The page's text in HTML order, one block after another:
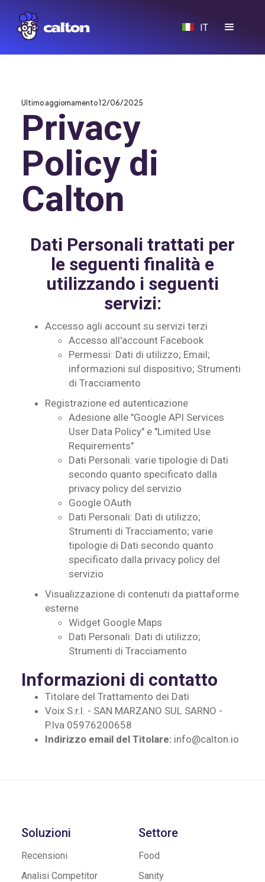
IT
Ultimo aggiornamento 12/06/2025
Privacy
Policy di
Calton
Dati Personali trattati per
le seguenti finalità e
utilizzando i seguenti
servizi:
Accesso agli account su servizi terzi
Accesso all'account Facebook
Permessi: Dati di utilizzo; Email;
informazioni sul dispositivo; Strumenti
di Tracciamento
Registrazione ed autenticazione
Adesione alle "Google API Services
User Data Policy" e "Limited Use
Requirements"
Dati Personali: varie tipologie di Dati
secondo quanto specificato dalla
privacy policy del servizio
Google OAuth
Dati Personali: Dati di utilizzo;
Strumenti di Tracciamento; varie
tipologie di Dati secondo quanto
specificato dalla privacy policy del
servizio
Visualizzazione di contenuti da piattaforme
esterne
Widget Google Maps
Dati Personali: Dati di utilizzo;
Strumenti di Tracciamento
Informazioni di contatto
Titolare del Trattamento dei Dati
Voix S.r.l. - SAN MARZANO SUL SARNO -
P.Iva 05976200658
Indirizzo email del Titolare:info@calton.io
Soluzioni
Recensioni
Analisi Competitor
Settore
Food
Sanity